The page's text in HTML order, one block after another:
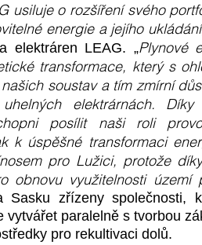
usiluje o rozšíření svého
energie a jejího
elektráren LEAG. „Plynové
transformace, který s
soustav a tím zmírní
elektrárnách.
posílit naši roli
k úspěšné transformaci
pro Lužici, protože
obnovu využitelnosti území
Sasku zřízeny
vytvářet paralelně s tvorbou
pro rekultivaci dolů.